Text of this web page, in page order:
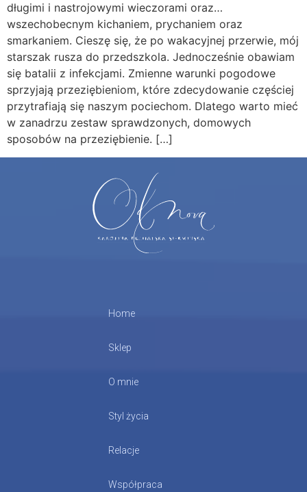
długimi i nastrojowymi wieczorami oraz…
wszechobecnym kichaniem, prychaniem oraz
smarkaniem. Cieszę się, że po wakacyjnej przerwie, mój
starszak rusza do przedszkola. Jednocześnie obawiam
się batalii z infekcjami. Zmienne warunki pogodowe
sprzyjają przeziębieniom, które zdecydowanie częściej
przytrafiają się naszym pociechom. Dlatego warto mieć
w zanadrzu zestaw sprawdzonych, domowych
sposobów na przeziębienie. […]
Home
Sklep
O mnie
Styl życia
Relacje
Współpraca